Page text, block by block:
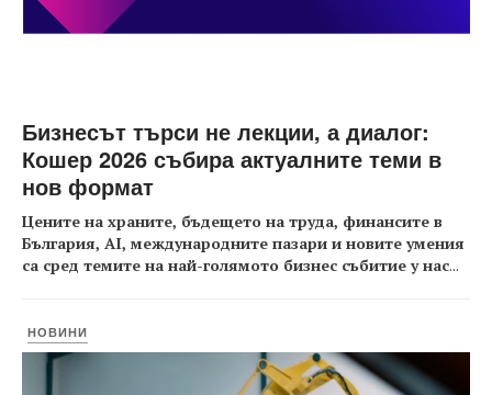
Бизнесът търси не лекции, а диалог:
Кошер 2026 събира актуалните теми в
нов формат
Цените на храните, бъдещето на труда, финансите в
България, AI, международните пазари и новите умения
са сред темите на най-голямото бизнес събитие у нас...
НОВИНИ